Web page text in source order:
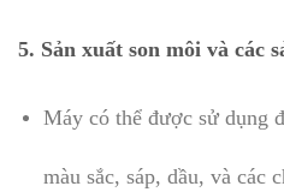
5. Sản xuất son môi và các
Máy có thể được sử dụng
màu sắc, sáp, dầu, và các